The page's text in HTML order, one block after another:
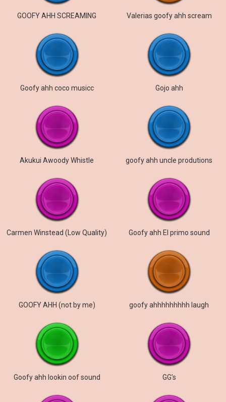
GOOFY AHH SCREAMING Valerias goofy ahh scream
Goofy ahh coco musicc Gojo ahh
Akukui Awoody Whistle goofy ahh uncle produtions
Carmen Winstead (Low Quality) Goofy ahh El primo sound
GOOFY AHH (not by me) goofy ahhhhhhhhh laugh
Goofy ahh lookin oof sound GG’s